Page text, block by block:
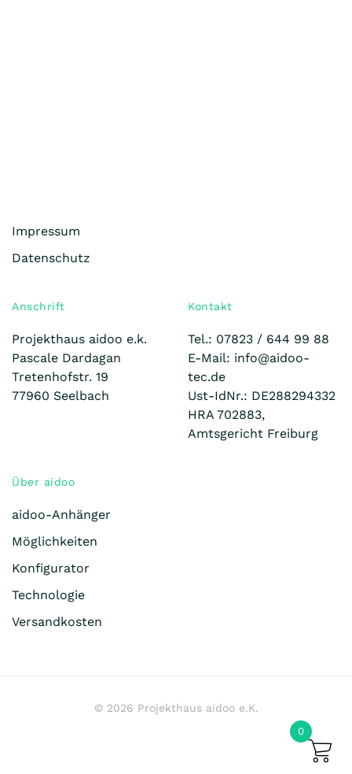
Impressum
Datenschutz
Anschrift
Projekthaus aidoo e.k.
Pascale Dardagan
Tretenhofstr. 19
77960 Seelbach
Kontakt
Tel.: 07823 / 644 99 88
E-Mail: info@aidoo-
tec.de
Ust-IdNr.: DE288294332
HRA 702883,
Amtsgericht Freiburg
Über aidoo
aidoo-Anhänger
Möglichkeiten
Konfigurator
Technologie
Versandkosten
© 2026 Projekthaus aidoo e.K.
0